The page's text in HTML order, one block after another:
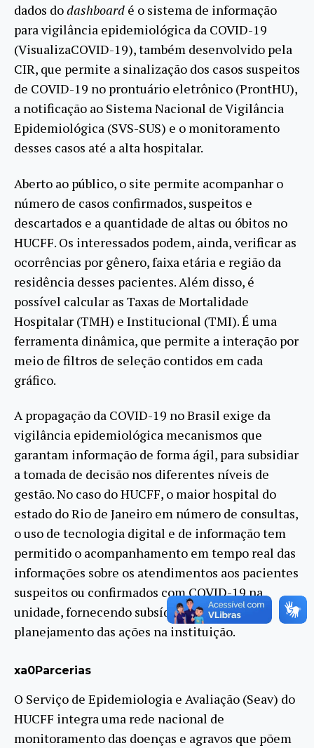
dados dodashboard é o sistema de informação
para vigilância epidemiológica da COVID-19
(VisualizaCOVID-19), também desenvolvido pela
CIR, que permite a sinalização dos casos suspeitos
de COVID-19 no prontuário eletrônico (ProntHU),
a notificação ao Sistema Nacional de Vigilância
Epidemiológica (SVS-SUS) e o monitoramento
desses casos até a alta hospitalar.
Aberto ao público, o site permite acompanhar o
número de casos confirmados, suspeitos e
descartados e a quantidade de altas ou óbitos no
HUCFF. Os interessados podem, ainda, verificar as
ocorrências por gênero, faixa etária e região da
residência desses pacientes. Além disso, é
possível calcular as Taxas de Mortalidade
Hospitalar (TMH) e Institucional (TMI). É uma
ferramenta dinâmica, que permite a interação por
meio de filtros de seleção contidos em cada
gráfico.
A propagação da COVID-19 no Brasil exige da
vigilância epidemiológica mecanismos que
garantam informação de forma ágil, para subsidiar
a tomada de decisão nos diferentes níveis de
gestão. No caso do HUCFF, o maior hospital do
estado do Rio de Janeiro em número de consultas,
o uso de tecnologia digital e de informação tem
permitido o acompanhamento em tempo real das
informações sobre os atendimentos aos pacientes
suspeitos ou confirmados com COVID-19 na
unidade, fornecendo subsídios para o
planejamento das ações na instituição.
xa0Parcerias
O Serviço de Epidemiologia e Avaliação (Seav) do
HUCFF integra uma rede nacional de
monitoramento das doenças e agravos que põem